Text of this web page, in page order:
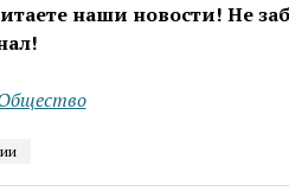
наши новости! Не